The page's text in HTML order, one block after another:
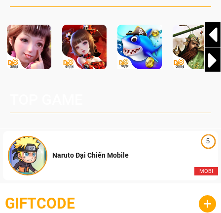
5
MOBI
Naruto Đại Chiến Mobile
GIFTCODE +